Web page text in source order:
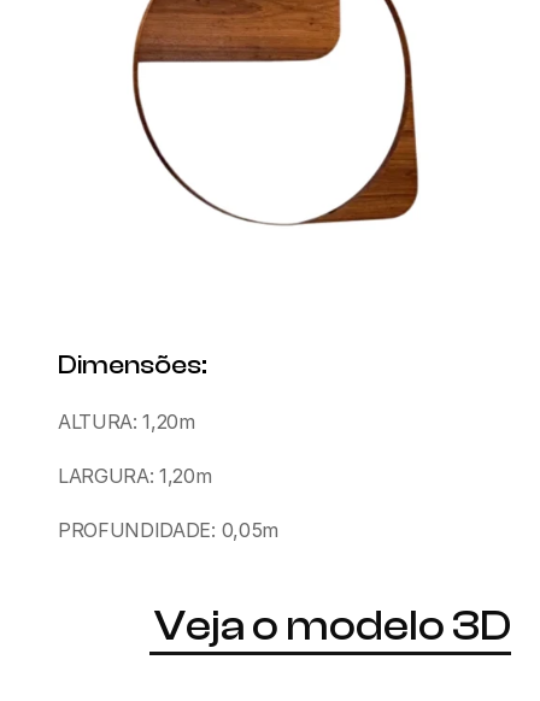
Dimensões:
ALTURA: 1,20m
LARGURA: 1,20m
PROFUNDIDADE: 0,05m
Veja o modelo 3D